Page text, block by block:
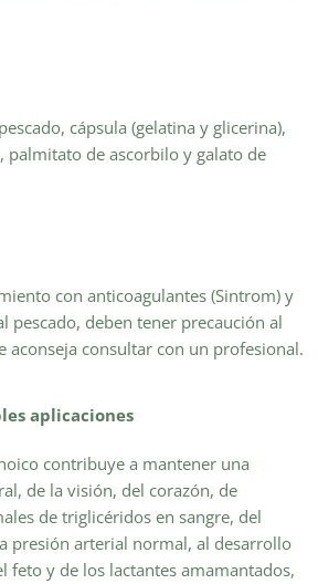
cápsula (gelatina y glicerina),
palmitato de ascorbilo y galato de
con anticoagulantes (Sintrom) y
pescado, deben tener precaución al
aconseja consultar con un profesional.
aplicaciones
contribuye a mantener una
de la visión, del corazón, de
de triglicéridos en sangre, del
presión arterial normal, al desarrollo
feto y de los lactantes amamantados,